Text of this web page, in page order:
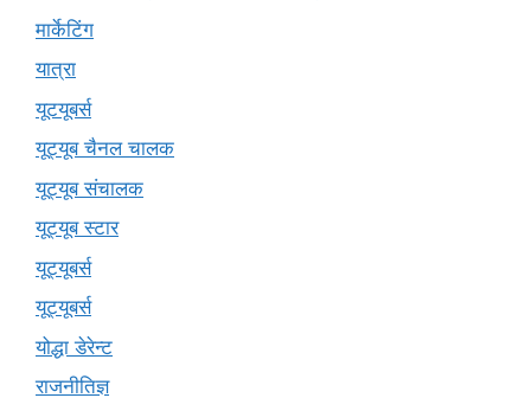
मार्केटिंग
यात्रा
यूटयूबर्स
यूट्यूब चैनल चालक
यूट्यूब संचालक
यूट्यूब स्टार
यूट्यूबर्स
यूट्‍यूबर्स
योद्धा डेरेन्ट
राजनीतिज्ञ